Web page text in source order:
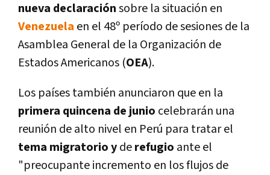
nueva declaraciónsobre la situación en
Venezuela en el 48º perí­odo de sesiones de la
Asamblea General de la Organización de
Estados Americanos (OEA).
Los paí­ses también anunciaron que en la
primera quincena de junio celebrarán una
reunión de alto nivel en Perú para tratar el
tema migratorio yderefugio ante el
"preocupante incremento en los flujos de